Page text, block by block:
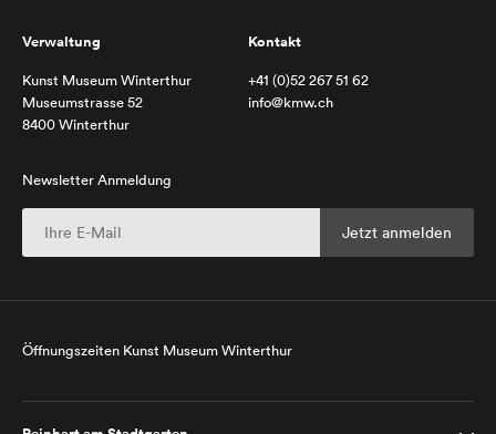
Verwaltung
Kunst Museum Winterthur
Museumstrasse 52
8400 Winterthur
Kontakt
+41 (0)52 267 51 62
info@kmw.ch
Newsletter Anmeldung
Öffnungszeiten Kunst Museum Winterthur